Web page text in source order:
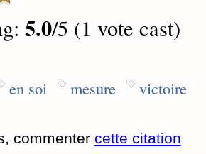
5.0/5 (1 vote cast)
en soi mesure victoire
commenter cette citation